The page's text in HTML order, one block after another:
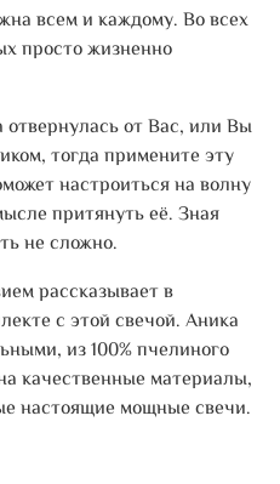
всем и каждому. Во всех
просто жизненно
от Вас, или Вы
тогда примените эту
настроиться на волну
притянуть её. Зная
не сложно.
рассказывает в
с этой свечой. Аника
из 100% пчелиного
качественные материалы,
настоящие мощные свечи.